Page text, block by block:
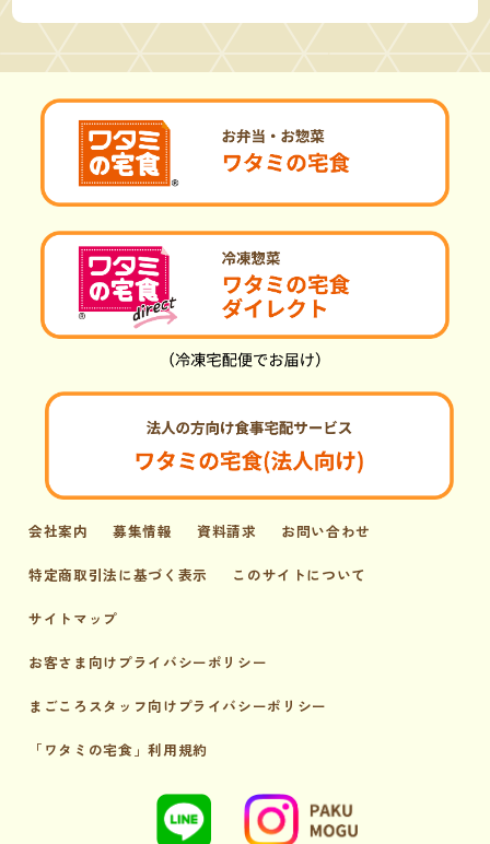
会社案内 募集情報 資料請求 お問い合わせ
特定商取引法に基づく表示 このサイトについて
サイトマップ
お客さま向けプライバシーポリシー
まごころスタッフ向けプライバシーポリシー
「ワタミの宅食」利用規約